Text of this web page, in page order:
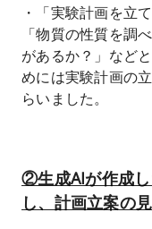
・「実験計画を立
「物質の性質を調
があるか？」など
めには実験計画の
らいました。
②生成AIが作成
し、計画立案の